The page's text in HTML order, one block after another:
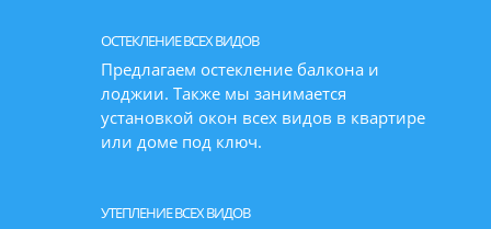
ОСТЕКЛЕНИЕ ВСЕХ ВИДОВ
Предлагаем остекление балкона и
лоджии. Также мы занимается
установкой окон всех видов в квартире
или доме под ключ.
УТЕПЛЕНИЕ ВСЕХ ВИДОВ